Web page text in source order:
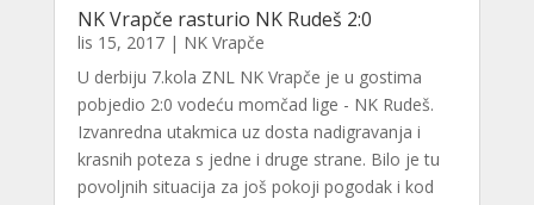
NK Vrapče rasturio NK Rudeš 2:0
lis 15, 2017| NK Vrapče
U derbiju 7.kola ZNL NK Vrapče je u gostima
pobjedio 2:0 vodeću momčad lige - NK Rudeš.
Izvanredna utakmica uz dosta nadigravanja i
krasnih poteza s jedne i druge strane. Bilo je tu
povoljnih situacija za još pokoji pogodak i kod